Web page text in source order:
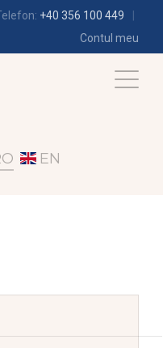
+40 356 100 449
Contul meu
EN